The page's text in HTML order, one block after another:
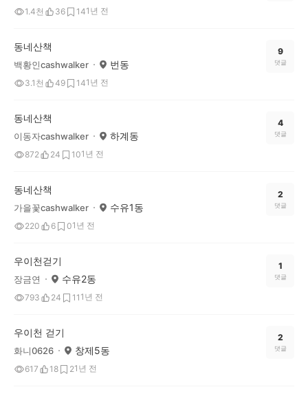
1.4천 36 141년 전
동네산책
백황인cashwalker 번동
3.1천 49 141년 전
9
댓글
동네산책
이동자cashwalker 하계동
872 24 101년 전
4
댓글
동네산책
가을꽃cashwalker 수유1동
220 6 01년 전
2
댓글
우이천걷기
장금연 수유2동
793 24 11 1년 전
1
댓글
우이천 걷기
화니0626 창제5동
617 18 21년 전
2
댓글